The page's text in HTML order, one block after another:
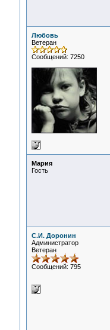
Любовь
Ветеран
Сообщений: 7250
Мария
Гость
С.И. Доронин
Администратор
Ветеран
Сообщений: 795